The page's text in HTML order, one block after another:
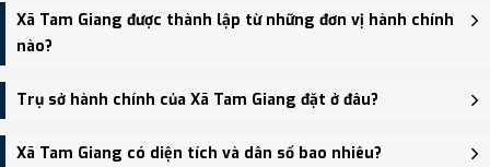
Xã Tam Giang được thành lập từ những đơn vị hành chính
nào?
Xã Tam Giang được thành lập trên cơ sở sáp nhập Xã Hiệp Tùng,
Xã Tam Giang Đông, Xã Tam Giang.
Trụ sở hành chính của Xã Tam Giang đặt ở đâu?
Trụ sở hành chính mới của Xã Tam Giang đặt tại Ấp Kinh 17, xã
Xã Tam Giang có diện tích và dân số bao nhiêu?